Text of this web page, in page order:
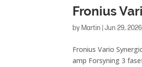
Fronius
by Martin |Jun 29, 2026
Fronius Vario
amp Forsyning 3